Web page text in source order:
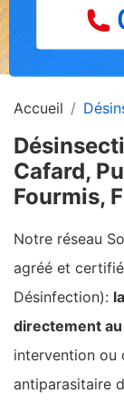
Accueil
Cafard,
Fourmis,
Notre réseau
agréé et
Désinfection):
directement
intervention ou
antiparasitaire